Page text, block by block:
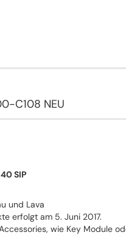
C108 NEU
SIP
und Lava
erfolgt am 5. Juni 2017.
wie Key Module